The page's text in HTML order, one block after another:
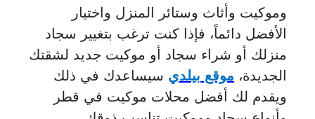
وموكيت وأثاث وستائر المنزل واختيار
الأفضل دائماً، فإذا كنت ترغب بتغيير سجاد
منزلك أو شراء سجاد أو موكيت جديد لشقتك
الجديدة، موقع بيلدي سيساعدك في ذلك
ويقدم لك أفضل محلات موكيت في قطر